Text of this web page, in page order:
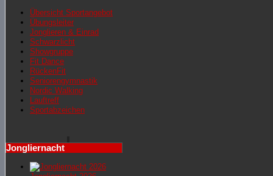
Übersicht Sportangebot
Übungsleiter
Jonglieren & Einrad
Schwarzlicht
Showgruppe
Fit Dance
RückenFit
Seniorengymnastik
Nordic Walking
Lauftreff
Sportabzeichen
Jongliernacht